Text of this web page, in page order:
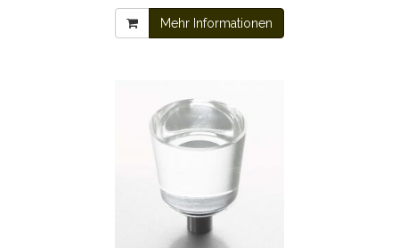
Mehr Informationen